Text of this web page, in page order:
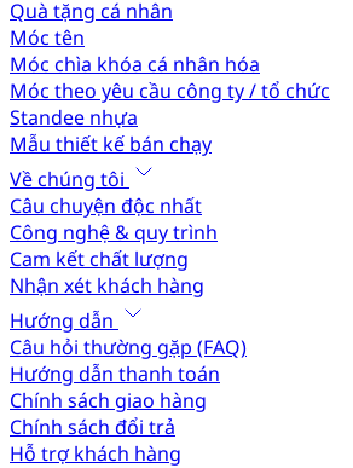
Quà tặng cá nhân
Móc tên
Móc chìa khóa cá nhân hóa
Móc theo yêu cầu công ty / tổ chức
Standee nhựa
Mẫu thiết kế bán chạy
Về chúng tôi
Câu chuyện độc nhất
Công nghệ & quy trình
Cam kết chất lượng
Nhận xét khách hàng
Hướng dẫn
Câu hỏi thường gặp (FAQ)
Hướng dẫn thanh toán
Chính sách giao hàng
Chính sách đổi trả
Hỗ trợ khách hàng